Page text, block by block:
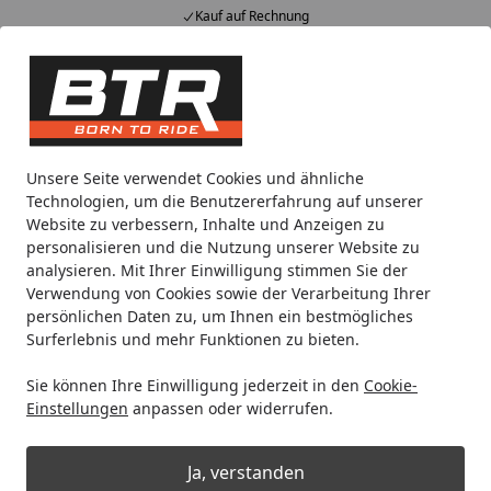
Unsere Seite verwendet Cookies und ähnliche
Technologien, um die Benutzererfahrung auf unserer
Website zu verbessern, Inhalte und Anzeigen zu
personalisieren und die Nutzung unserer Website zu
analysieren. Mit Ihrer Einwilligung stimmen Sie der
Verwendung von Cookies sowie der Verarbeitung Ihrer
persönlichen Daten zu, um Ihnen ein bestmögliches
Surferlebnis und mehr Funktionen zu bieten.
Sie können Ihre Einwilligung jederzeit in den Cookie-
Einstellungen anpassen oder widerrufen.
Ja, verstanden
Kauf auf Rechnung
Alle Produkte
Mein Konto
Suchen
Noch 1 Tag und 17 Stunden
Spare bis zu 35% auf EVOLIFT® Zentralständer
von BTR!
Startseite
Putoline Bremsflüssigkeit
Bremsflüssigkeit
Ihre Artikelübersicht
Kategorien